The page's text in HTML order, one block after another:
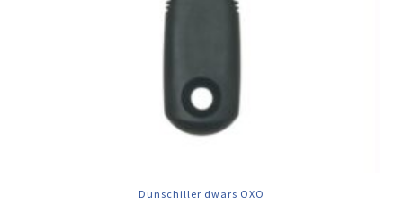
Dunschiller dwars OXO